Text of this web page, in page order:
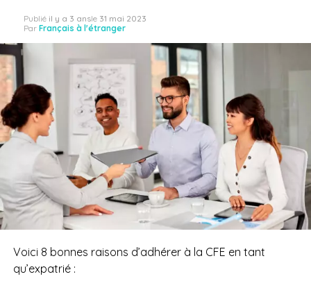
Publié il y a 3 ansle 31 mai 2023
Par Français à l'étranger
Voici 8 bonnes raisons d’adhérer à la CFE en tant
qu’expatrié :